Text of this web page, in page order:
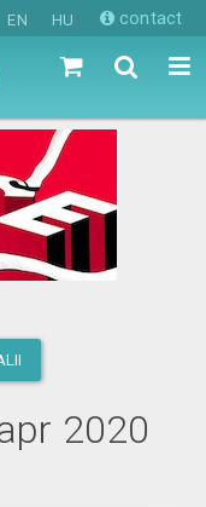
EN HU contact
2020